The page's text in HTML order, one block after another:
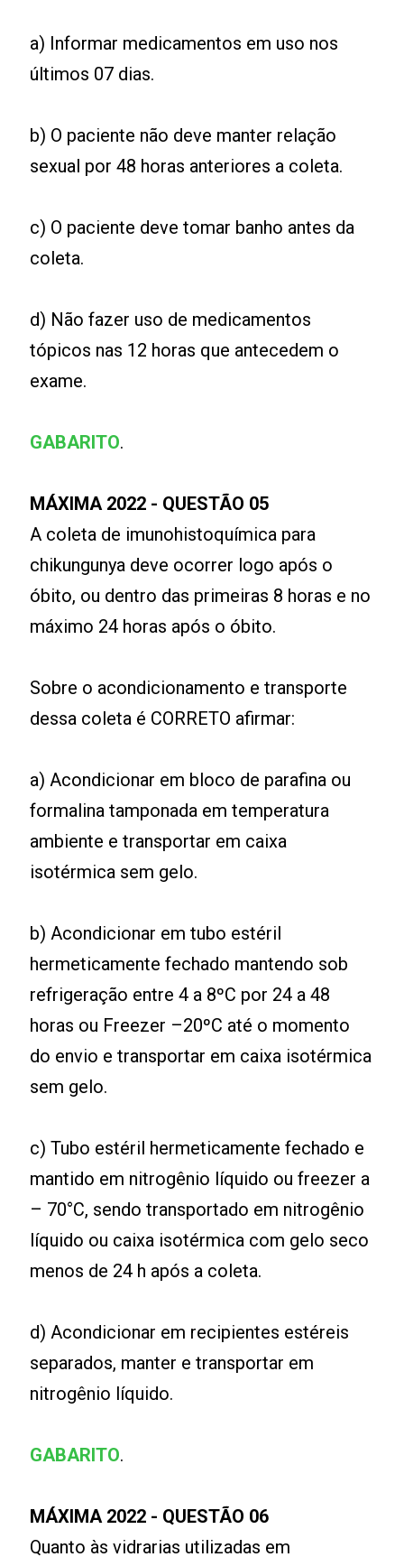
a) Informar medicamentos em uso nos
últimos 07 dias.
b) O paciente não deve manter relação
sexual por 48 horas anteriores a coleta.
c) O paciente deve tomar banho antes da
coleta.
d) Não fazer uso de medicamentos
tópicos nas 12 horas que antecedem o
exame.
GABARITO.
MÁXIMA 2022 - QUESTÃO 05
A coleta de imunohistoquímica para
chikungunya deve ocorrer logo após o
óbito, ou dentro das primeiras 8 horas e no
máximo 24 horas após o óbito.
Sobre o acondicionamento e transporte
dessa coleta é CORRETO afirmar:
a) Acondicionar em bloco de parafina ou
formalina tamponada em temperatura
ambiente e transportar em caixa
isotérmica sem gelo.
b) Acondicionar em tubo estéril
hermeticamente fechado mantendo sob
refrigeração entre 4 a 8ºC por 24 a 48
horas ou Freezer –20ºC até o momento
do envio e transportar em caixa isotérmica
sem gelo.
c) Tubo estéril hermeticamente fechado e
mantido em nitrogênio líquido ou freezer a
– 70°C, sendo transportado em nitrogênio
líquido ou caixa isotérmica com gelo seco
menos de 24 h após a coleta.
d) Acondicionar em recipientes estéreis
separados, manter e transportar em
nitrogênio líquido.
GABARITO.
MÁXIMA 2022 - QUESTÃO 06
Quanto às vidrarias utilizadas em